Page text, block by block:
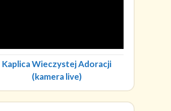
Kaplica Wieczystej Adoracji
(kamera live)